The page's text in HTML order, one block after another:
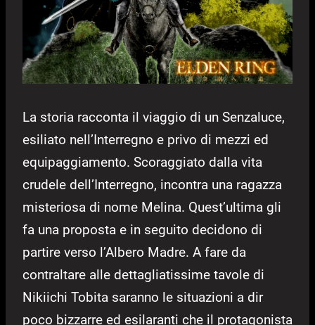
La storia racconta il viaggio di un Senzaluce,
esiliato nell’Interregno e privo di mezzi ed
equipaggiamento. Scoraggiato dalla vita
crudele dell’Interregno, incontra una ragazza
misteriosa di nome Melina. Quest’ultima gli
fa una proposta e in seguito decidono di
partire verso l’Albero Madre. A fare da
contraltare alle dettagliatissime tavole di
Nikiichi Tobita saranno le situazioni a dir
poco bizzarre ed esilaranti che il protagonista